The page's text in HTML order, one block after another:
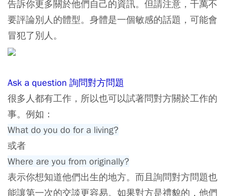
告訴你更多關於他們自己的資訊。但請注意，千萬不
要評論別人的體型。身體是一個敏感的話題，可能會
冒犯了別人。
Ask a question 詢問對方問題
很多人都有工作，所以也可以試著問對方關於工作的
事。例如：
What do you do for a living?
或者
Where are you from originally?
表示你想知道他們出生的地方。而且詢問對方問題也
能讓第一次的交談更容易。如果對方是禮貌的，他們